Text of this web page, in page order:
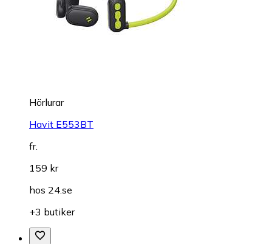
Hörlurar
Havit E553BT
fr.
159 kr
hos 24.se
+3 butiker